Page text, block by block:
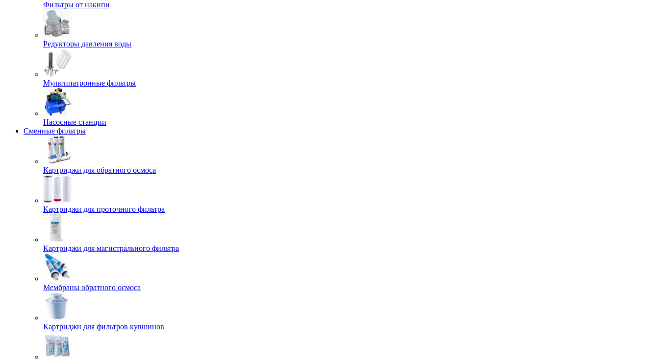
Фильтры от накипи
Редукторы давления воды
Мультипатронные фильтры
Насосные станции
Сменные фильтры
Картриджи для обратного осмоса
Картриджи для проточного фильтра
Картриджи для магистрального фильтра
Мембраны обратного осмоса
Картриджи для фильтров кувшинов